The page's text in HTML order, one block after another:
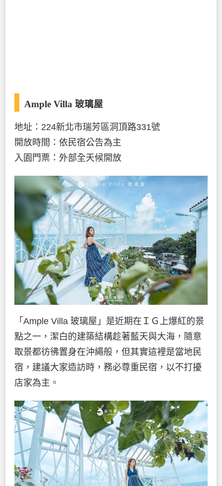
Ample Villa 玻璃屋
地址：224新北市瑞芳區洞頂路331號
開放時間：依民宿公告為主
入園門票：外部全天候開放
「Ample Villa 玻璃屋」是近期在ＩＧ上爆紅的景
點之一，潔白的建築結構趁著藍天與大海，隨意
取景都彷彿置身在沖繩般，但其實這裡是當地民
宿，建議大家造訪時，務必尊重民宿，以不打擾
店家為主。